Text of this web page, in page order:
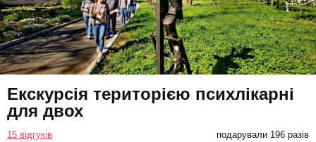
Екскурсія територією психлікарні
для двох
15 відгуків подарували 196 разів